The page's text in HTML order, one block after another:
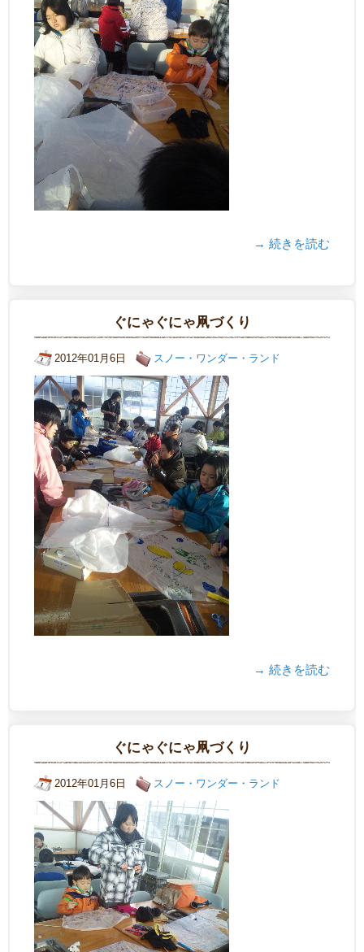
→ 続きを読む
ぐにゃぐにゃ凧づくり
2012年01月6日 スノー・ワンダー・ランド
→ 続きを読む
ぐにゃぐにゃ凧づくり
2012年01月6日 スノー・ワンダー・ランド